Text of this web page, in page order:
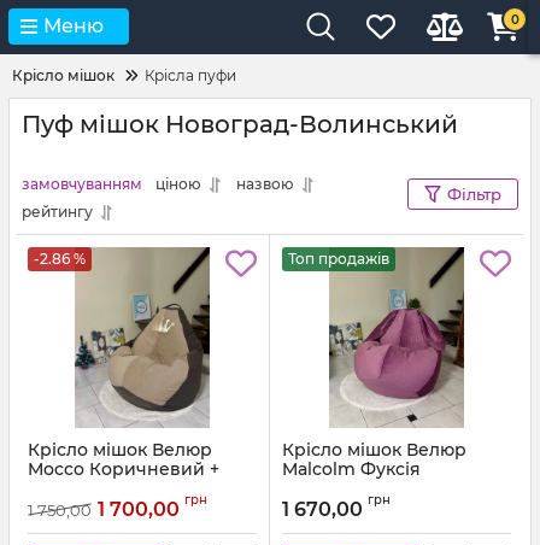
Меню 0
Крісло мішок Крісла пуфи
Пуф мішок Новоград-Волинський
замовчуванням ціною
назвою
рейтингу
Фільтр
-2.86 %
Крісло мішок Велюр
Mocco Коричневий +
Корона
1 750,00 1 700,00 грн
Топ продажів
Крісло мішок Велюр
Malcolm Фуксія
1 670,00 грн